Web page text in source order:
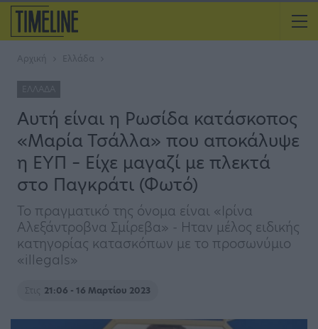
Αρχική Ελλάδα
ΕΛΛΆΔΑ
Αυτή είναι η Ρωσίδα κατάσκοπος
«Μαρία Τσάλλα» που αποκάλυψε
η ΕΥΠ – Είχε μαγαζί με πλεκτά
στο Παγκράτι (Φωτό)
Το πραγματικό της όνομα είναι «Ιρίνα
Αλεξάντροβνα Σμίρεβα» - Ηταν μέλος ειδικής
κατηγορίας κατασκόπων με το προσωνύμιο
«illegals»
Στις 21:06 - 16 Μαρτίου 2023